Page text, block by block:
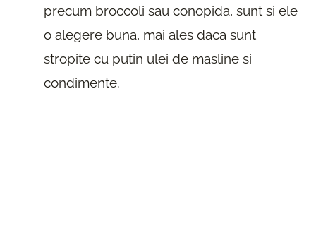
precum broccoli sau conopida, sunt si ele
o alegere buna, mai ales daca sunt
stropite cu putin ulei de masline si
condimente.